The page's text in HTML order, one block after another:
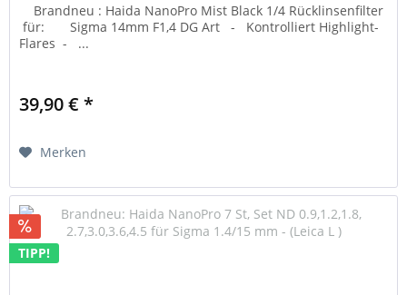
Brandneu : Haida NanoPro Mist Black 1/4 Rücklinsenfilter
für: Sigma 14mm F1,4 DG Art - Kontrolliert Highlight-
Flares - ...
39,90 € *
Merken
TIPP!